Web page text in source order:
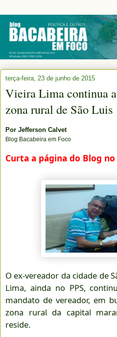
terça-feira, 23 de junho de 2015
Vieira Lima continua
zona rural de São Luis
Por Jefferson Calvet
Blog Bacabeira em Foco
Curta a página do Blog
O ex-vereador da cidade de
Lima, ainda no PPS,
mandato de vereador, em
zona rural da capital
reside.